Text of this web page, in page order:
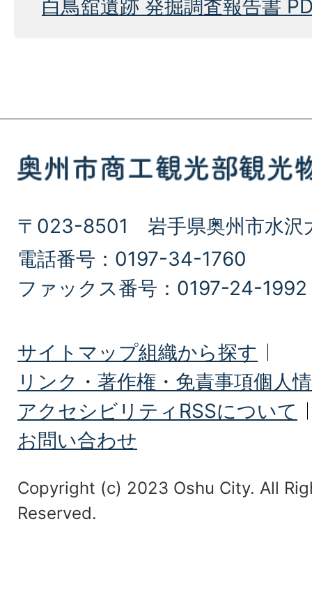
白鳥舘遺跡 発掘調査報告書
〒023-8501 岩手県奥州市水沢
電話番号：0197-34-1760
ファックス番号：0197-24-1992
サイトマップ組織から探す
リンク・著作権・免責事項個人
アクセシビリティ RSSについて
お問い合わせ
Copyright (c) 2023 Oshu City. All
Reserved.